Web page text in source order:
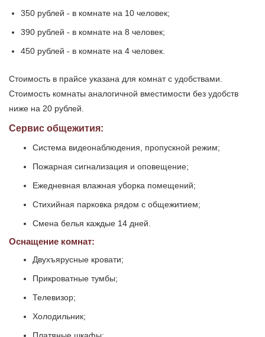
350 рублей - в комнате на 10 человек;
390 рублей - в комнате на 8 человек;
450 рублей - в комнате на 4 человек.
Стоимость в прайсе указана для комнат с удобствами.
Стоимость комнаты аналогичной вместимости без удобств
ниже на 20 рублей.
Сервис общежития:
Система видеонаблюдения, пропускной режим;
Пожарная сигнализация и оповещение;
Ежедневная влажная уборка помещений;
Стихийная парковка рядом с общежитием;
Смена белья каждые 14 дней.
Оснащение комнат:
Двухъярусные кровати;
Прикроватные тумбы;
Телевизор;
Холодильник;